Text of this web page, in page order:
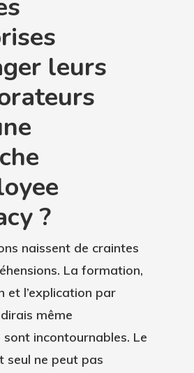
leurs
?
naissent de craintes
La formation,
et l’explication par
même
sont incontournables. Le
seul ne peut pas